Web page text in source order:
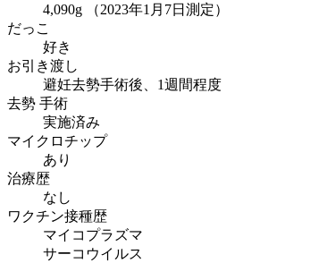
4,090g （2023年1月7日測定）
だっこ
好き
お引き渡し
避妊去勢手術後、1週間程度
去勢 手術
実施済み
マイクロチップ
あり
治療歴
なし
ワクチン接種歴
マイコプラズマ
サーコウイルス